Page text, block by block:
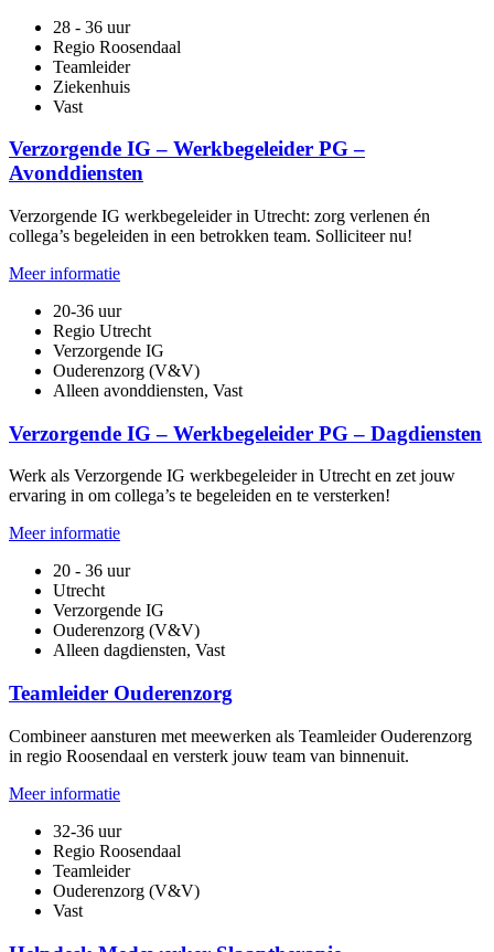
28 - 36 uur
Regio Roosendaal
Teamleider
Ziekenhuis
Vast
Verzorgende IG – Werkbegeleider PG –
Avonddiensten
Verzorgende IG werkbegeleider in Utrecht: zorg verlenen én
collega’s begeleiden in een betrokken team. Solliciteer nu!
Meer informatie
20-36 uur
Regio Utrecht
Verzorgende IG
Ouderenzorg (V&V)
Alleen avonddiensten, Vast
Verzorgende IG – Werkbegeleider PG – Dagdiensten
Werk als Verzorgende IG werkbegeleider in Utrecht en zet jouw
ervaring in om collega’s te begeleiden en te versterken!
Meer informatie
20 - 36 uur
Utrecht
Verzorgende IG
Ouderenzorg (V&V)
Alleen dagdiensten, Vast
Teamleider Ouderenzorg
Combineer aansturen met meewerken als Teamleider Ouderenzorg
in regio Roosendaal en versterk jouw team van binnenuit.
Meer informatie
32-36 uur
Regio Roosendaal
Teamleider
Ouderenzorg (V&V)
Vast